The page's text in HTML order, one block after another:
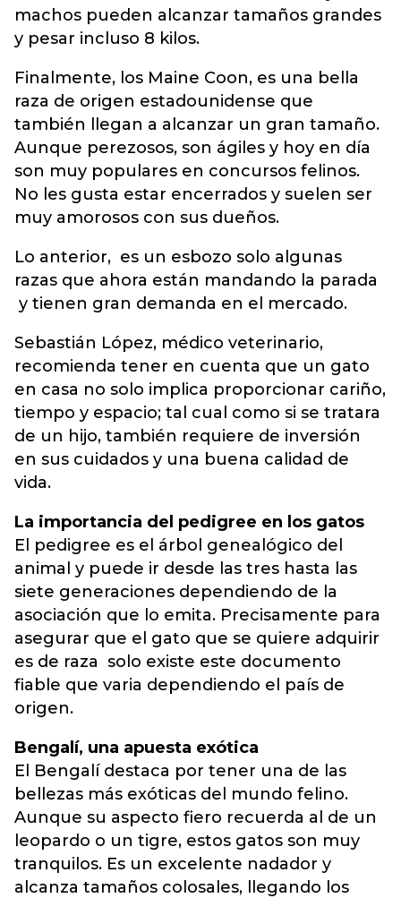
machos pueden alcanzar tamaños grandes
y pesar incluso 8 kilos.
Finalmente, los Maine Coon, es una bella
raza de origen estadounidense que
también llegan a alcanzar un gran tamaño.
Aunque perezosos, son ágiles y hoy en día
son muy populares en concursos felinos.
No les gusta estar encerrados y suelen ser
muy amorosos con sus dueños.
Lo anterior, es un esbozo solo algunas
razas que ahora están mandando la parada
y tienen gran demanda en el mercado.
Sebastián López, médico veterinario,
recomienda tener en cuenta que un gato
en casa no solo implica proporcionar cariño,
tiempo y espacio; tal cual como si se tratara
de un hijo, también requiere de inversión
en sus cuidados y una buena calidad de
vida.
La importancia del pedigree en los gatos
El pedigree es el árbol genealógico del
animal y puede ir desde las tres hasta las
siete generaciones dependiendo de la
asociación que lo emita. Precisamente para
asegurar que el gato que se quiere adquirir
es de raza solo existe este documento
fiable que varia dependiendo el país de
origen.
Bengalí, una apuesta exótica
El Bengalí destaca por tener una de las
bellezas más exóticas del mundo felino.
Aunque su aspecto fiero recuerda al de un
leopardo o un tigre, estos gatos son muy
tranquilos. Es un excelente nadador y
alcanza tamaños colosales, llegando los